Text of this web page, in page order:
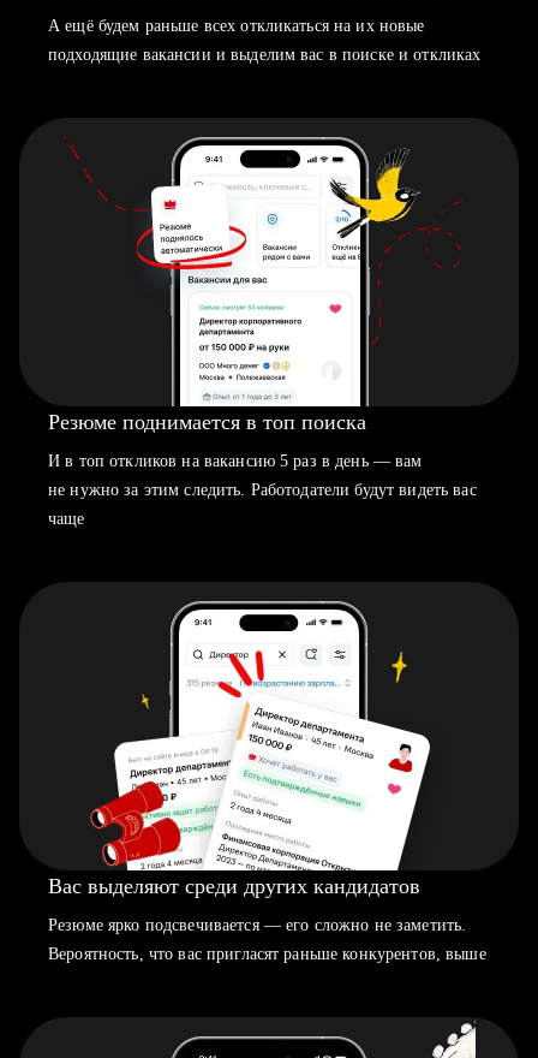
А ещё будем раньше всех откликаться на их новые
подходящие вакансии и выделим вас в поиске и откликах
Резюме поднимается в топ поиска
И в топ откликов на вакансию 5 раз в день — вам
не нужно за этим следить. Работодатели будут видеть вас
чаще
Вас выделяют среди других кандидатов
Резюме ярко подсвечивается — его сложно не заметить.
Вероятность, что вас пригласят раньше конкурентов, выше